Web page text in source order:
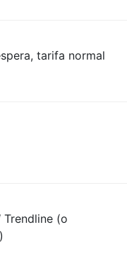
tarifa normal
Trendline (o